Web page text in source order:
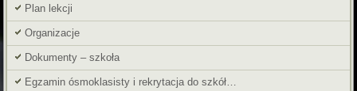
Plan lekcji
Organizacje
Dokumenty – szkoła
Egzamin ósmoklasisty i rekrytacja do szkół…